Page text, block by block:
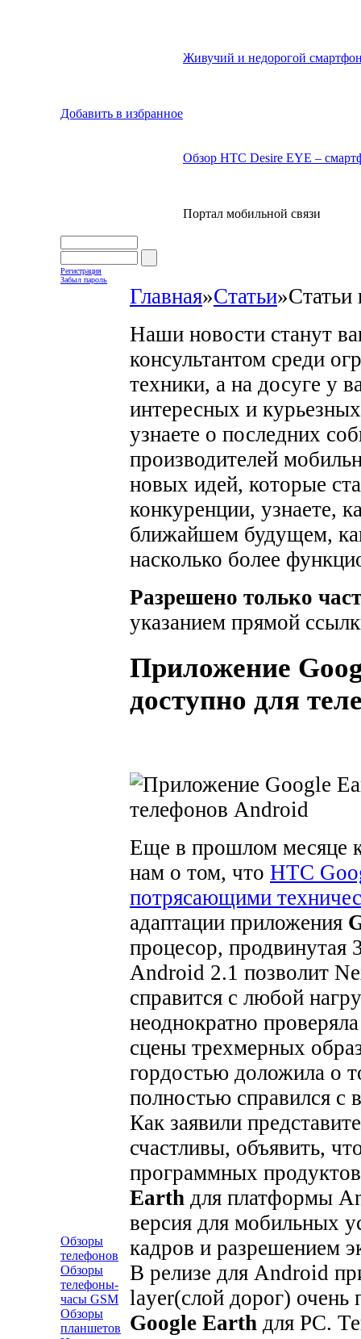
Добавить в избранное
Живучий и недорогой
Обзор HTC Desire EYE –
Портал мобильной связи
Регистрация
Забыл пароль
Обзоры
телефонов
Обзоры
телефоны-
часы GSM
Обзоры
планшетов
Главная»Статьи»Статьи
Наши новости станут
консультантом среди
техники, а на досуге у
интересных и
узнаете о последних
производителей
новых идей, которые
конкуренции, узнаете,
ближайшем будущем,
насколько более
Разрешено только
указанием прямой
Приложение
доступно для
Еще в прошлом месяце
нам о том, что HTC
потрясающими
адаптации приложения
процесор, продвинутая
Android 2.1 позволит
справится с любой
неоднократно
сцены трехмерных
гордостью доложила о
полностью справился с
Как заявили
счастливы, объявить,
программных
Earth для платформы
версия для мобильных
кадров и разрешением
В релизе для Android
layer(слой дорог) очень
Google Earth для PC.